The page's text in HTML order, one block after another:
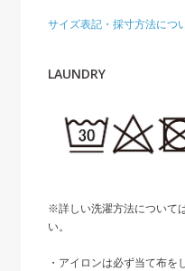
サイズ表記・採寸方法につ
LAUNDRY
※詳しい洗濯方法について
い。
・アイロンは必ず当て布を